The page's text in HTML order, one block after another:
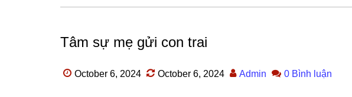
Tâm sự mẹ gửi con trai
October 6, 2024 October 6, 2024 Admin 0 Bình luận